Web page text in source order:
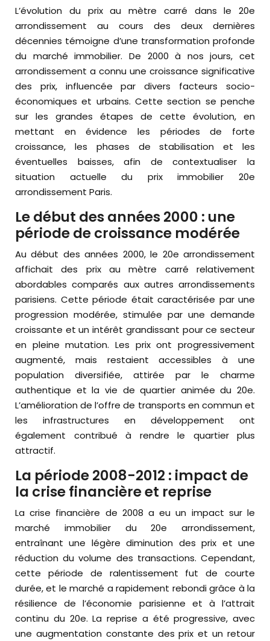
L’évolution du prix au mètre carré dans le 20e
arrondissement au cours des deux dernières
décennies témoigne d’une transformation profonde
du marché immobilier. De 2000 à nos jours, cet
arrondissement a connu une croissance significative
des prix, influencée par divers facteurs socio-
économiques et urbains. Cette section se penche
sur les grandes étapes de cette évolution, en
mettant en évidence les périodes de forte
croissance, les phases de stabilisation et les
éventuelles baisses, afin de contextualiser la
situation actuelle du prix immobilier 20e
arrondissement Paris.
Le début des années 2000 : une
période de croissance modérée
Au début des années 2000, le 20e arrondissement
affichait des prix au mètre carré relativement
abordables comparés aux autres arrondissements
parisiens. Cette période était caractérisée par une
progression modérée, stimulée par une demande
croissante et un intérêt grandissant pour ce secteur
en pleine mutation. Les prix ont progressivement
augmenté, mais restaient accessibles à une
population diversifiée, attirée par le charme
authentique et la vie de quartier animée du 20e.
L’amélioration de l’offre de transports en commun et
les infrastructures en développement ont
également contribué à rendre le quartier plus
attractif.
La période 2008-2012 : impact de
la crise financière et reprise
La crise financière de 2008 a eu un impact sur le
marché immobilier du 20e arrondissement,
entraînant une légère diminution des prix et une
réduction du volume des transactions. Cependant,
cette période de ralentissement fut de courte
durée, et le marché a rapidement rebondi grâce à la
résilience de l’économie parisienne et à l’attrait
continu du 20e. La reprise a été progressive, avec
une augmentation constante des prix et un retour